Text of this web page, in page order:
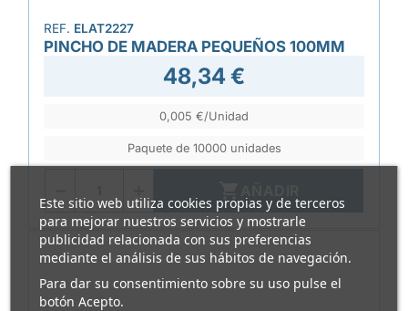
Este sitio web utiliza cookies propias y de terceros
para mejorar nuestros servicios y mostrarle
publicidad relacionada con sus preferencias
mediante el análisis de sus hábitos de navegación.
Para dar su consentimiento sobre su uso pulse el
botón Acepto.
REF. ELAT2227
PINCHO DE MADERA PEQUEÑOS 100MM
48,34 €
0,005 €/Unidad
Paquete de 10000 unidades